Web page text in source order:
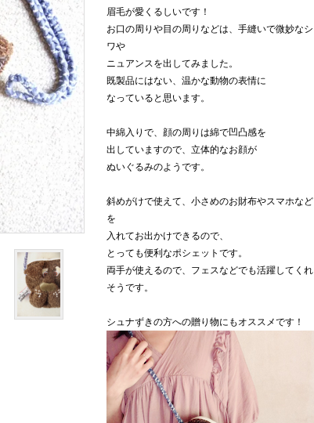
眉毛が愛くるしいです！
お口の周りや目の周りなどは、手縫いで微妙なシ
ワや
ニュアンスを出してみました。
既製品にはない、温かな動物の表情に
なっていると思います。
中綿入りで、顔の周りは綿で凹凸感を
出していますので、立体的なお顔が
ぬいぐるみのようです。
斜めがけで使えて、小さめのお財布やスマホなど
を
入れてお出かけできるので、
とっても便利なポシェットです。
両手が使えるので、フェスなどでも活躍してくれ
そうです。
シュナずきの方への贈り物にもオススメです！